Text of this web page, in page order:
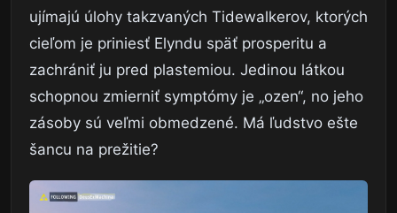
ujímajú úlohy takzvaných Tidewalkerov, ktorých
cieľom je priniesť Elyndu späť prosperitu a
zachrániť ju pred plastemiou. Jedinou látkou
schopnou zmierniť symptómy je „ozen“, no jeho
zásoby sú veľmi obmedzené. Má ľudstvo ešte
šancu na prežitie?